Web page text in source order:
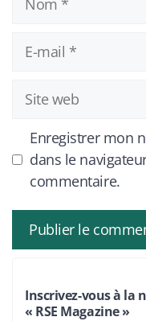
mail
Site
web
Enregistrer mon
dans le
commentaire.
Inscrivez-vous à la
« RSE Magazine »